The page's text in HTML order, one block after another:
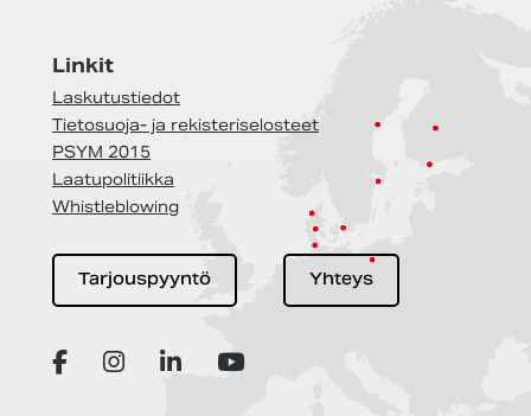
Linkit
Laskutustiedot
Tietosuoja- ja rekisteriselosteet
PSYM 2015
Laatupolitiikka
Whistleblowing
Tarjouspyyntö Yhteys